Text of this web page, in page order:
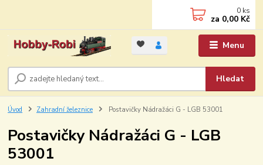
Menu
Hledat
0 ks
za 0,00 Kč
Úvod Zahradní železnice Postavičky Nádražáci G - LGB 53001
Postavičky Nádražáci G - LGB
53001